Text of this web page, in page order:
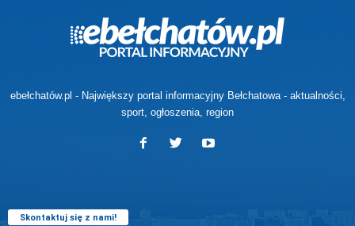
ebełchatów.pl - Największy portal informacyjny Bełchatowa - aktualności,
sport, ogłoszenia, region
Skontaktuj się z nami!